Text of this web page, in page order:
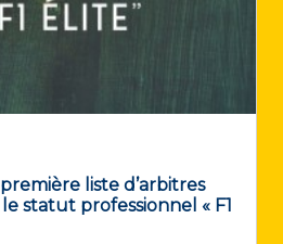
liste d’arbitres
statut professionnel « F1